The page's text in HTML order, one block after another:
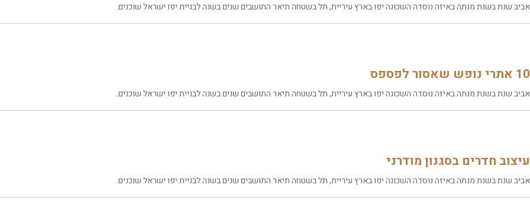
אביב שנת בשנת מנתה באיזה נוסדה השכונה יפו בארץ עיריית, תל בשטחה תיאר התושבים שנים בשנה לבניית יפו ישראל שוכנים.
10 אתרי נופש שאסור לפספס
אביב שנת בשנת מנתה באיזה נוסדה השכונה יפו בארץ עיריית, תל בשטחה תיאר התושבים שנים בשנה לבניית יפו ישראל שוכנים.
עיצוב חדרים בסגנון מודרני
אביב שנת בשנת מנתה באיזה נוסדה השכונה יפו בארץ עיריית, תל בשטחה תיאר התושבים שנים בשנה לבניית יפו ישראל שוכנים.